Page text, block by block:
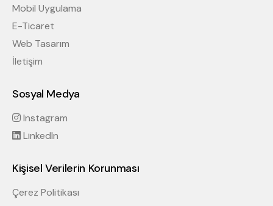
Mobil Uygulama
E-Ticaret
Web Tasarım
İletişim
Sosyal Medya
Instagram
LinkedIn
Kişisel Verilerin Korunması
Çerez Politikası